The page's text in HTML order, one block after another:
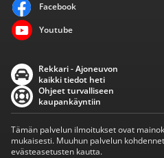
Facebook
Youtube
Rekkari - Ajoneuvon
kaikki tiedot heti
Ohjeet turvalliseen
kaupankäyntiin
Tämän palvelun ilmoitukset ovat
mukaisesti. Muuhun palvelun
evästeasetusten kautta.